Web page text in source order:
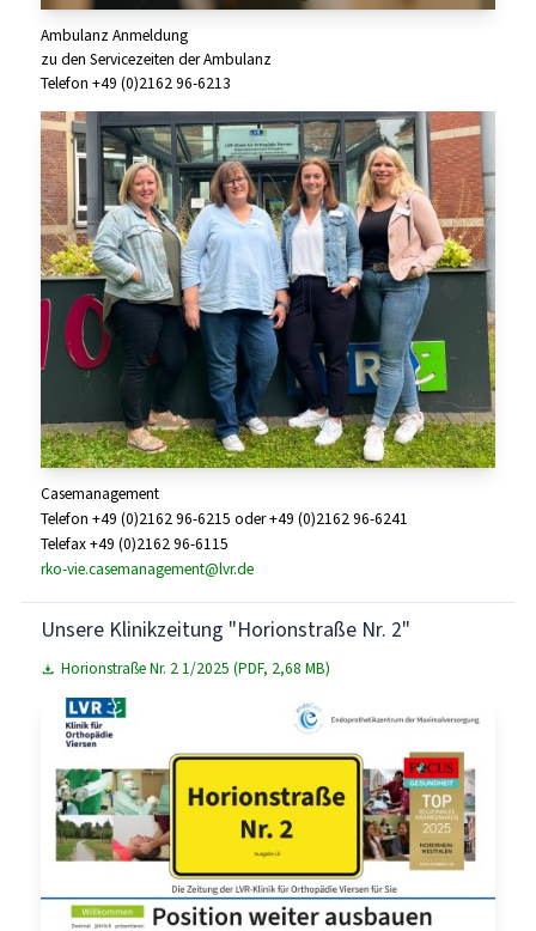
Ambulanz Anmeldung
zu den Servicezeiten der Ambulanz
Telefon +49 (0)2162 96-6213
Casemanagement
Telefon +49 (0)2162 96-6215 oder +49 (0)2162 96-6241
Telefax +49 (0)2162 96-6115
rko-vie.casemanagement@lvr.de
Unsere Klinikzeitung "Horionstraße Nr. 2"
Horionstraße Nr. 2 1/2025 (PDF, 2,68 MB)